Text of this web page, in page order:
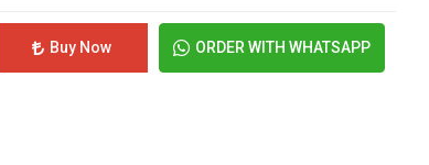
Buy Now ORDER WITH WHATSAPP